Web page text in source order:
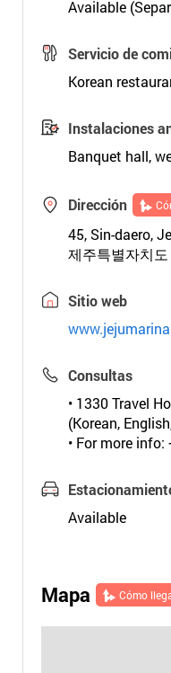
Available
Servicio de
Korean
Instalaciones
Banquet hall,
Dirección
45, Sin-daero,
제주특별자치
Sitio web
Consultas
• 1330 Travel
(Korean,
• For more info:
Available
Mapa Cómo